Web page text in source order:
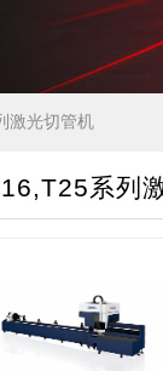
激光切管机
系列